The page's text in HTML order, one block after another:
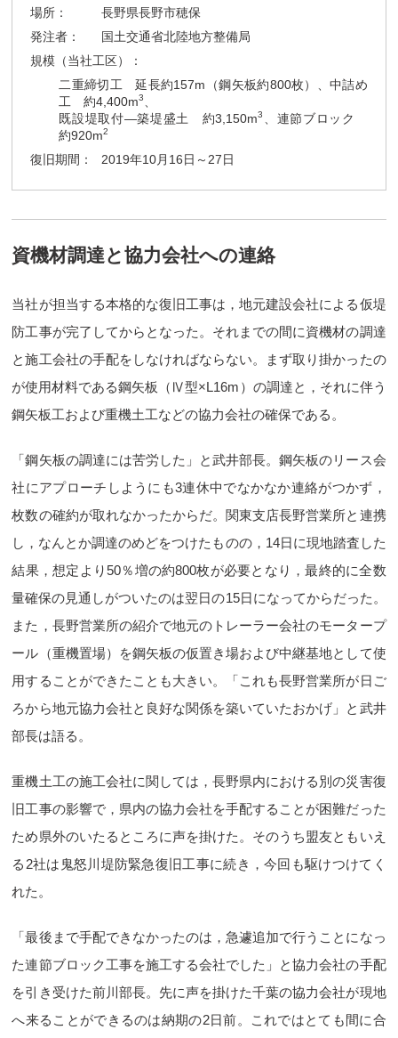
場所：
長野県長野市穂保
発注者：
国土交通省北陸地方整備局
規模（当社工区）：
二重締切工 延長約157m（鋼矢板約800枚）、中詰め
工 約4,400m3
既設堤取付—築堤盛土 約3,150m3
、連節ブロック
約920m2
復旧期間： 2019年10月16日～27日
資機材調達と協力会社への連絡
当社が担当する本格的な復旧工事は，地元建設会社による仮堤
防工事が完了してからとなった。それまでの間に資機材の調達
と施工会社の手配をしなければならない。まず取り掛かったの
が使用材料である鋼矢板（Ⅳ型×L16m）の調達と，それに伴う
鋼矢板工および重機土工などの協力会社の確保である。
「鋼矢板の調達には苦労した」と武井部長。鋼矢板のリース会
社にアプローチしようにも3連休中でなかなか連絡がつかず，
枚数の確約が取れなかったからだ。関東支店長野営業所と連携
し，なんとか調達のめどをつけたものの，14日に現地踏査した
結果，想定より50％増の約800枚が必要となり，最終的に全数
量確保の見通しがついたのは翌日の15日になってからだった。
また，長野営業所の紹介で地元のトレーラー会社のモータープ
ール（重機置場）を鋼矢板の仮置き場および中継基地として使
用することができたことも大きい。「これも長野営業所が日ご
ろから地元協力会社と良好な関係を築いていたおかげ」と武井
部長は語る。
重機土工の施工会社に関しては，長野県内における別の災害復
旧工事の影響で，県内の協力会社を手配することが困難だった
ため県外のいたるところに声を掛けた。そのうち盟友ともいえ
る2社は鬼怒川堤防緊急復旧工事に続き，今回も駆けつけてく
れた。
「最後まで手配できなかったのは，急遽追加で行うことになっ
た連節ブロック工事を施工する会社でした」と協力会社の手配
を引き受けた前川部長。先に声を掛けた千葉の協力会社が現地
へ来ることができるのは納期の2日前。これではとても間に合